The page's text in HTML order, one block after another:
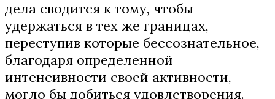
дела сводится к тому, чтобы
удержаться в тех же границах,
переступив которые бессознательное,
благодаря определенной
интенсивности своей активности,
могло бы добиться удовлетворения.